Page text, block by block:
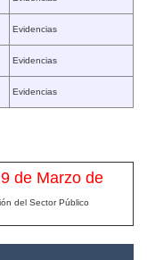
Evidencias
Evidencias
Evidencias
de Marzo de
del Sector Público